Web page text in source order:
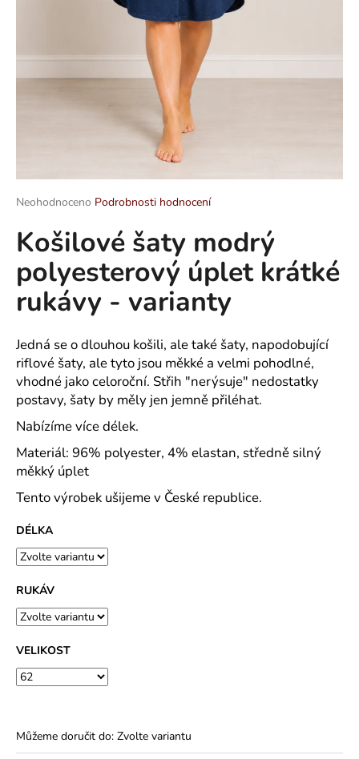
Průměrné
produktu
je
hvězdiček.
Neohodnoceno Podrobnosti hodnocení
Košilové šaty modrý
polyesterový úplet krátké
rukávy - varianty
Jedná se o dlouhou košili, ale také šaty, napodobující
riflové šaty, ale tyto jsou měkké a velmi pohodlné,
vhodné jako celoroční. Střih "nerýsuje" nedostatky
postavy, šaty by měly jen jemně přiléhat.
Nabízíme více délek.
Materiál: 96% polyester, 4% elastan, středně silný
měkký úplet
Tento výrobek ušijeme v České republice.
DÉLKA
RUKÁV
VELIKOST
Můžeme doručit do: Zvolte variantu
t
D
o
p
o
u
č
u
j
e
m
e
RESIST
POLO
POLOKOŠILE
PÁNSKÁ
PIQUE,
%
PŘEDSRÁŽENÁ
BAVLNA
-
18
BAREV
500